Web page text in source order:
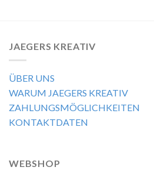
JAEGERS KREATIV
ÜBER UNS
WARUM JAEGERS KREATIV
ZAHLUNGSMÖGLICHKEITEN
KONTAKTDATEN
WEBSHOP